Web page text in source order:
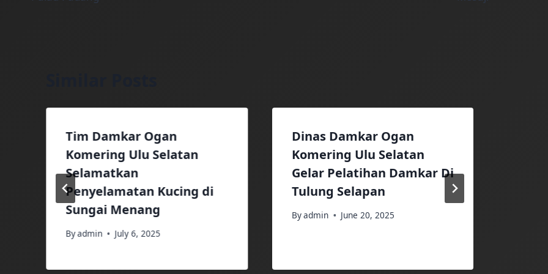
Tim Damkar Ogan
Komering Ulu Selatan
Selamatkan
Penyelamatan Kucing di
Sungai Menang
Byadmin July 6, 2025
Dinas Damkar Ogan
Komering Ulu Selatan
Gelar Pelatihan Damkar Di
Tulung Selapan
Byadmin June 20, 2025